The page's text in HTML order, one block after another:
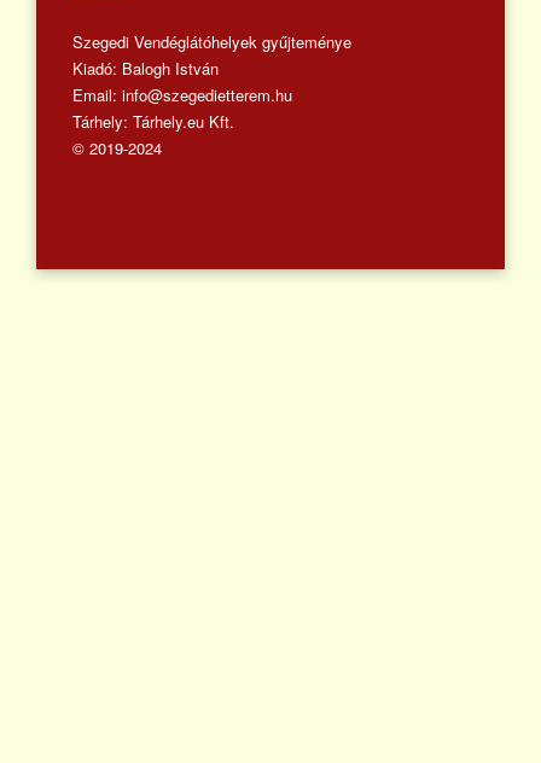
Szegedi Vendéglátóhelyek gyűjteménye
Kiadó: Balogh István
Email: info@szegedietterem.hu
Tárhely: Tárhely.eu Kft.
© 2019-2024